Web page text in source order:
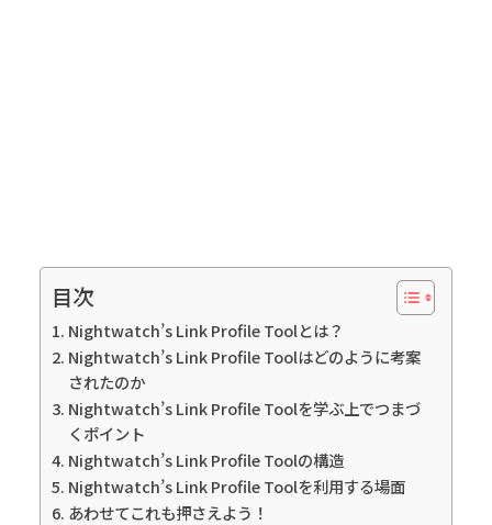
目次
Nightwatch’s Link Profile Toolとは？
Nightwatch’s Link Profile Toolはどのように考案
されたのか
Nightwatch’s Link Profile Toolを学ぶ上でつまづ
くポイント
Nightwatch’s Link Profile Toolの構造
Nightwatch’s Link Profile Toolを利用する場面
あわせてこれも押さえよう！